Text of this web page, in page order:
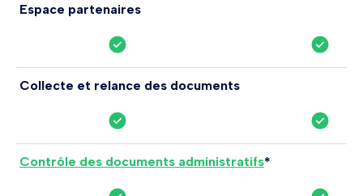
Espace partenaires
Collecte et relance des documents
Contrôle des documents administratifs*